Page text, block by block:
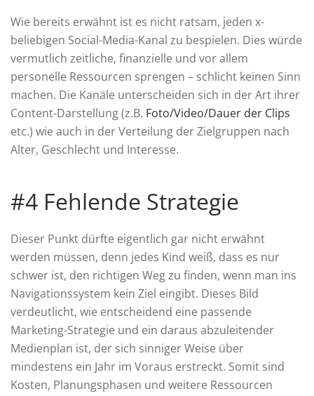
Wie bereits erwähnt ist es nicht ratsam, jeden x-
beliebigen Social-Media-Kanal zu bespielen. Dies würde
vermutlich zeitliche, finanzielle und vor allem
personelle Ressourcen sprengen – schlicht keinen Sinn
machen. Die Kanäle unterscheiden sich in der Art ihrer
Content-Darstellung (z.B. Foto/Video/Dauer der Clips
etc.) wie auch in der Verteilung der Zielgruppen nach
Alter, Geschlecht und Interesse.
#4 Fehlende Strategie
Dieser Punkt dürfte eigentlich gar nicht erwähnt
werden müssen, denn jedes Kind weiß, dass es nur
schwer ist, den richtigen Weg zu finden, wenn man ins
Navigationssystem kein Ziel eingibt. Dieses Bild
verdeutlicht, wie entscheidend eine passende
Marketing-Strategie und ein daraus abzuleitender
Medienplan ist, der sich sinniger Weise über
mindestens ein Jahr im Voraus erstreckt. Somit sind
Kosten, Planungsphasen und weitere Ressourcen